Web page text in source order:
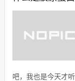
吧，我也是今天才